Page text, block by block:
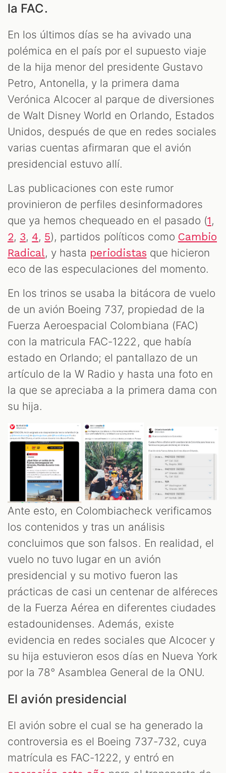
la FAC.
En los últimos días se ha avivado una
polémica en el país por el supuesto viaje
de la hija menor del presidente Gustavo
Petro, Antonella, y la primera dama
Verónica Alcocer al parque de diversiones
de Walt Disney World en Orlando, Estados
Unidos, después de que en redes sociales
varias cuentas afirmaran que el avión
presidencial estuvo allí.
Las publicaciones con este rumor
provinieron de perfiles desinformadores
que ya hemos chequeado en el pasado (1,
2, 3, 4, 5), partidos políticos como Cambio
Radical, y hasta periodistas que hicieron
eco de las especulaciones del momento.
En los trinos se usaba la bitácora de vuelo
de un avión Boeing 737, propiedad de la
Fuerza Aeroespacial Colombiana (FAC)
con la matricula FAC-1222, que había
estado en Orlando; el pantallazo de un
artículo de la W Radio y hasta una foto en
la que se apreciaba a la primera dama con
su hija.
Ante esto, en Colombiacheck verificamos
los contenidos y tras un análisis
concluimos que son falsos. En realidad, el
vuelo no tuvo lugar en un avión
presidencial y su motivo fueron las
prácticas de casi un centenar de alféreces
de la Fuerza Aérea en diferentes ciudades
estadounidenses. Además, existe
evidencia en redes sociales que Alcocer y
su hija estuvieron esos días en Nueva York
por la 78° Asamblea General de la ONU.
El avión presidencial
El avión sobre el cual se ha generado la
controversia es el Boeing 737-732, cuya
matrícula es FAC-1222, y entró en